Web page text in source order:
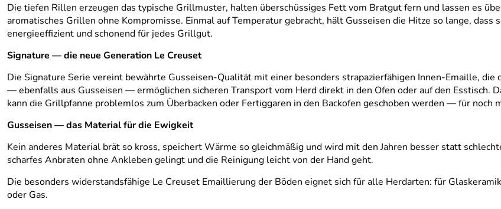
Die tiefen Rillen erzeugen das typische Grillmuster, halten überschüssiges Fett vom Bratgut fern und lassen es
aromatisches Grillen ohne Kompromisse. Einmal auf Temperatur gebracht, hält Gusseisen die Hitze so lange,
energieeffizient und schonend für jedes Grillgut.
Signature — die neue Generation Le Creuset
Die Signature Serie vereint bewährte Gusseisen-Qualität mit einer besonders strapazierfähigen Innen-Emaille,
— ebenfalls aus Gusseisen — ermöglichen sicheren Transport vom Herd direkt in den Ofen oder auf den Esstisch.
kann die Grillpfanne problemlos zum Überbacken oder Fertiggaren in den Backofen geschoben werden — für noch
Gusseisen — das Material für die Ewigkeit
Kein anderes Material brät so kross, speichert Wärme so gleichmäßig und wird mit den Jahren besser statt
scharfes Anbraten ohne Ankleben gelingt und die Reinigung leicht von der Hand geht.
Die besonders widerstandsfähige Le Creuset Emaillierung der Böden eignet sich für alle Herdarten: für
oder Gas.